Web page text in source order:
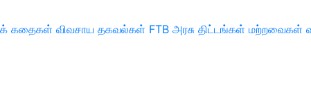
கதைகள் விவசாய தகவல்கள் FTB அரசு திட்டங்கள் மற்றவைகள்